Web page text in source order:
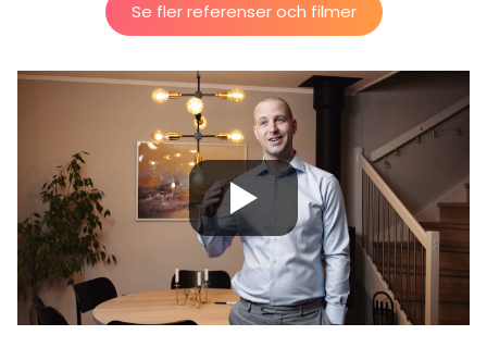
Se fler referenser och filmer